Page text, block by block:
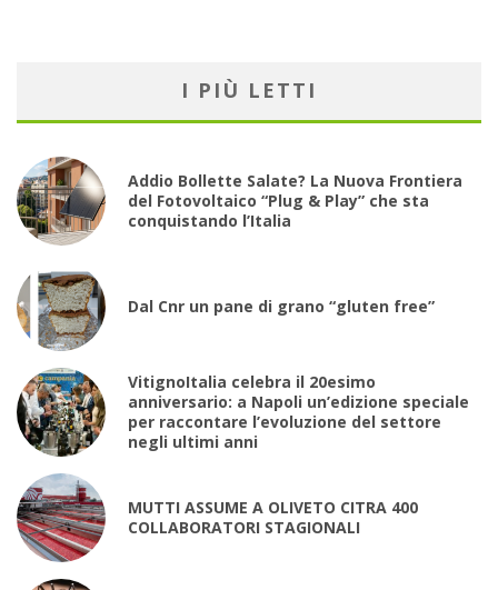
I PIÙ LETTI
Addio Bollette Salate? La Nuova Frontiera
del Fotovoltaico “Plug & Play” che sta
conquistando l’Italia
Dal Cnr un pane di grano “gluten free”
VitignoItalia celebra il 20esimo
anniversario: a Napoli un’edizione speciale
per raccontare l’evoluzione del settore
negli ultimi anni
MUTTI ASSUME A OLIVETO CITRA 400
COLLABORATORI STAGIONALI